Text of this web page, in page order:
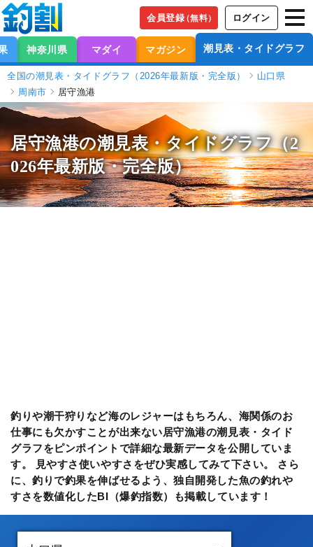
会員登録（無料） ログイン
神奈川県 マダイ マガジン 潮見表・タイドグラフ
全国の潮見表・タイドグラフ（2026年最新版・完全版）
山口県
周南市
居守漁港
居守漁港の潮見表・タイドグラフ（2
026年最新版・完全版）
釣りや潮干狩りなど海のレジャーはもちろん、海関係のお
仕事にも欠かすことが出来ない居守漁港の潮見表・タイド
グラフをピンポイントで詳細な最新データを公開していま
す。 見やすさ使いやすさをぜひ実感してみて下さい。 さら
に、釣りで釣果を伸ばせるよう、独自開発した魚の釣れや
すさを数値化したBI（爆釣指数）も掲載しています！